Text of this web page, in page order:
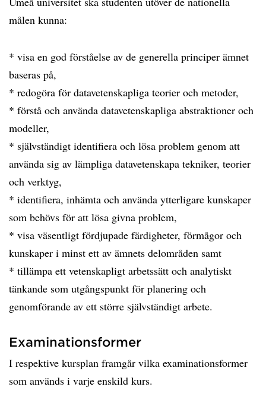
målen kunna:
* visa en god förståelse av de generella principer ämnet
baseras på,
* redogöra för datavetenskapliga teorier och metoder,
* förstå och använda datavetenskapliga abstraktioner och
modeller,
* självständigt identifiera och lösa problem genom att
använda sig av lämpliga datavetenskapa tekniker, teorier
och verktyg,
* identifiera, inhämta och använda ytterligare kunskaper
som behövs för att lösa givna problem,
* visa väsentligt fördjupade färdigheter, förmågor och
kunskaper i minst ett av ämnets delområden samt
* tillämpa ett vetenskapligt arbetssätt och analytiskt
tänkande som utgångspunkt för planering och
genomförande av ett större självständigt arbete.
Examinationsformer
I respektive kursplan framgår vilka examinationsformer
som används i varje enskild kurs.